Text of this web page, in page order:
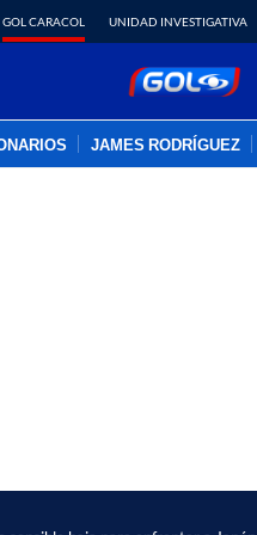
GOL CARACOL UNIDAD INVESTIGATIVA
JAMES RODRÍGUEZ